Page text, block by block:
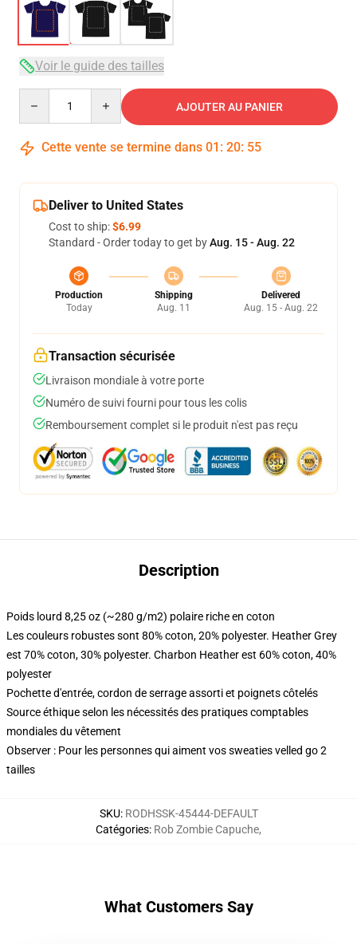
Voir le guide des tailles
AJOUTER AU PANIER
Cette vente se termine dans 01 : 20: 54
Deliver to United States
Cost to ship:$6.99
Standard - Order today to get byAug. 15 - Aug. 22
Production
Today
Shipping
Aug. 11
Delivered
Aug. 15 - Aug. 22
Transaction sécurisée
Livraison mondiale à votre porte
Numéro de suivi fourni pour tous les colis
Remboursement complet si le produit n'est pas reçu
Description
Poids lourd 8,25 oz (~280 g/m2) polaire riche en coton
Les couleurs robustes sont 80% coton, 20% polyester. Heather Grey
est 70% coton, 30% polyester. Charbon Heather est 60% coton, 40%
polyester
Pochette d'entrée, cordon de serrage assorti et poignets côtelés
Source éthique selon les nécessités des pratiques comptables
mondiales du vêtement
Observer : Pour les personnes qui aiment vos sweaties velled go 2
tailles
SKU: RODHSSK-45444-DEFAULT
Catégories: Rob Zombie Capuche,
What Customers Say